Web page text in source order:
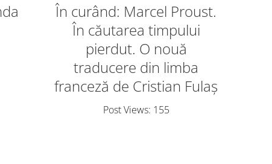
În curând: Marcel Proust.
În căutarea timpului
pierdut. O nouă
traducere din limba
franceză de Cristian Fulaș
Post Views: 155